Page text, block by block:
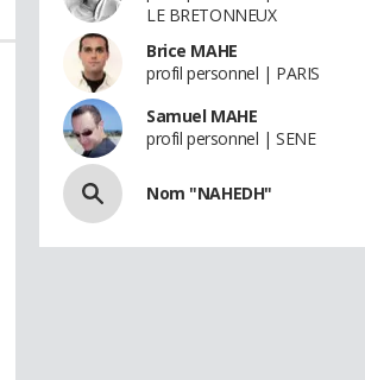
LE BRETONNEUX
Brice MAHE
profil personnel | PARIS
Samuel MAHE
profil personnel | SENE
Nom "NAHEDH"